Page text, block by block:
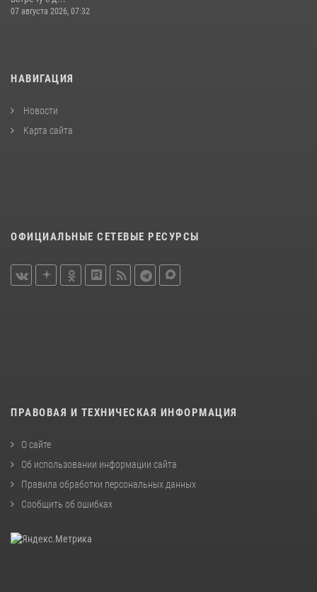
07 августа 2026, 07:32
НАВИГАЦИЯ
Новости
Карта сайта
ОФИЦИАЛЬНЫЕ СЕТЕВЫЕ РЕСУРСЫ
ПРАВОВАЯ И ТЕХНИЧЕСКАЯ ИНФОРМАЦИЯ
О сайте
Об использовании информации сайта
Правила обработки персональных данных
Сообщить об ошибках